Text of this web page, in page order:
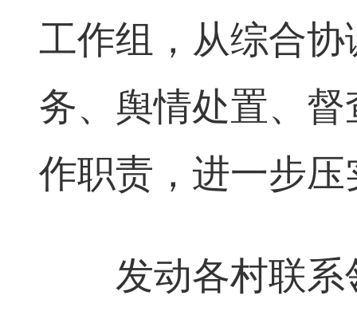
工作组，从综合
务、舆情处置、
作职责，进一步
发动各村联系